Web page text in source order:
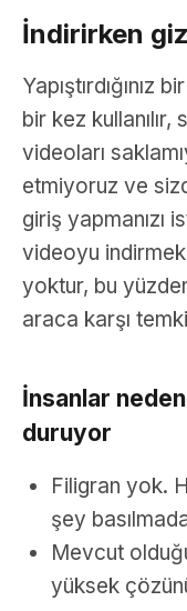
İndirirken
Yapıştırdığınız
bir kez
videoları
etmiyoruz ve
giriş yapmanızı
videoyu
yoktur, bu
araca karşı
İnsanlar
duruyor
Filigran yok.
şey
Mevcut
yüksek